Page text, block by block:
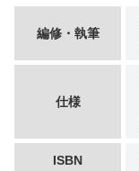
編修・執筆
仕様
ISBN